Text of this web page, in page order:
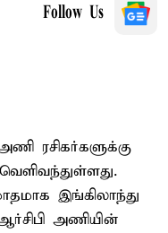
Follow Us
ரசிகர்களுக்கு
இங்கிலாந்து
அணியின்